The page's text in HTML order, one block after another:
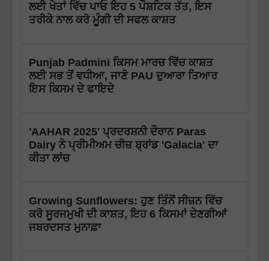
ਲਈ ਖੇਤਾਂ ਵਿੱਚ ਪਾਓ ਇਹ 5 ਪੌਸ਼ਟਿਕ ਤੱਤ, ਇਸ
ਤਰੀਕੇ ਨਾਲ ਕਰੋ ਮੂੰਗੀ ਦੀ ਸਫਲ ਕਾਸ਼ਤ
Punjab Padmini ਕਿਸਮ ਮਾਰਚ ਵਿੱਚ ਕਾਸ਼ਤ
ਲਈ ਸਭ ਤੋਂ ਵਧੀਆ, ਜਾਣੋ PAU ਦੁਆਰਾ ਤਿਆਰ
ਇਸ ਕਿਸਮ ਦੇ ਫਾਇਦੇ
'AAHAR 2025' ਪ੍ਰਦਰਸ਼ਨੀ ਦੌਰਾਨ Paras
Dairy ਨੇ ਪ੍ਰੀਮੀਅਮ ਚੀਜ਼ ਬ੍ਰਾਂਡ 'Galacia' ਦਾ
ਕੀਤਾ ਲਾਂਚ
Growing Sunflowers: ਹੁਣ ਤਿੰਨੋਂ ਸੀਜ਼ਨ ਵਿੱਚ
ਕਰੋ ਸੂਰਜਮੁਖੀ ਦੀ ਕਾਸ਼ਤ, ਇਹ 6 ਕਿਸਮਾਂ ਦੇਣਗੀਆਂ
ਜਬਰਦਸਤ ਮੁਨਾਫ਼ਾ